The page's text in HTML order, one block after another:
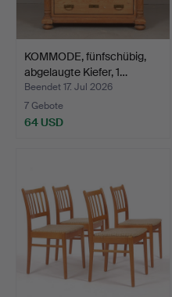
KOMMODE, fünfschübig,
abgelaugte Kiefer, 1…
Beendet 17. Jul 2026
7 Gebote
64 USD